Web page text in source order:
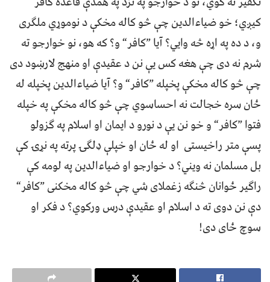
کیږي؛ خو ضياءالدین چې څو کاله مخکې د نوموړي ملګری
و، د ده په اړه څه وايي؟ آیا ”کافر“ و؟ که هو، نو خوارجو ته
شرم نه دی چې هغه کس یې نن د عقیدې او منهج لارښود دی
چې څو کاله مخکې پخپله ”کافر“ و؟ آیا ضياءالدین پخپله له
ځان سره خجالت نه احساسوي چې څو کاله مخکې په خپله
فتوا ”کافر“ و خو نن یې د نورو د ایمان او اسلام په ګزولو
پسې متر راخیستی او له ځان او خپلې ډلګۍ پرته په نړۍ کې
بل مسلمان نه ویني؟ د خوارجو او ضیاءالدین په لومه کې
راګیر ځوانان څنګه زغملای شي چې څو کاله مخکنی ”کافر“
دې نن دوی ته د اسلام او عقیدې درس ورکوي؟ د فکر او
سوچ ځای دی!